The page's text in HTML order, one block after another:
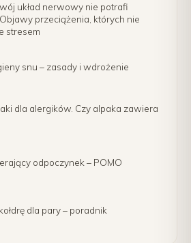
układ nerwowy nie potrafi
przeciążenia, których nie
stresem
snu – zasady i wdrożenie
dla alergików. Czy alpaka zawiera
odpoczynek – POMO
dla pary – poradnik